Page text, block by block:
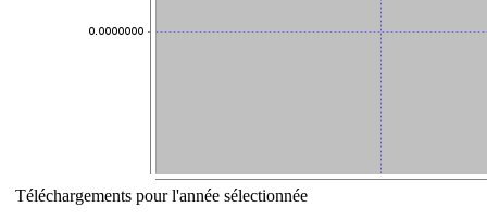
Téléchargements pour l'année sélectionnée